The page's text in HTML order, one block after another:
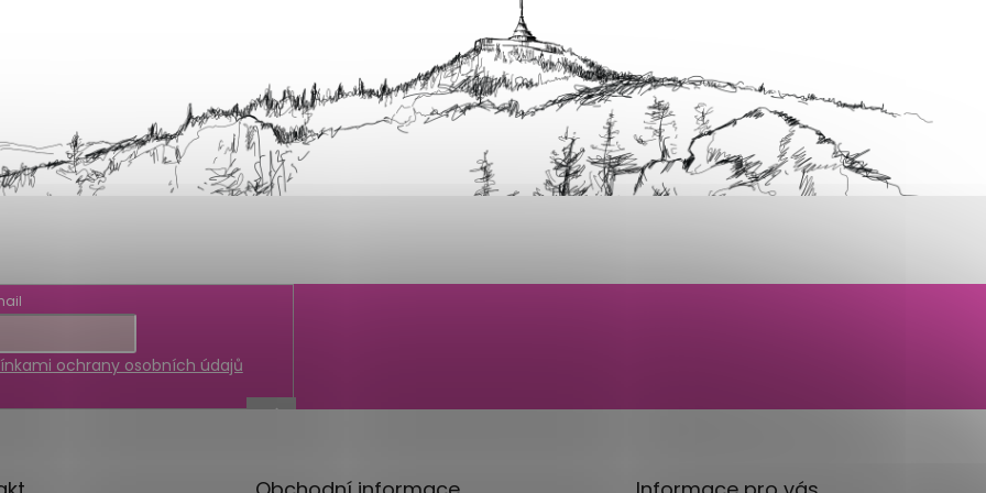
ochrany osobních údajů